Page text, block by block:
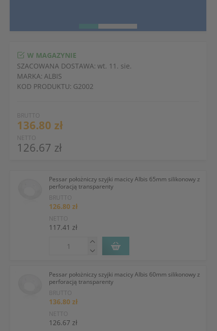
BRUTTO
136.80 zł
NETTO
126.67 zł
W MAGAZYNIE
SZACOWANA DOSTAWA: wt. 11. sie.
MARKA: ALBIS
KOD PRODUKTU: G2002
Pessar położniczy szyjki macicy Albis 65mm silikonowy z
perforacją transparenty
BRUTTO
126.80 zł
NETTO
117.41 zł
Pessar położniczy szyjki macicy Albis 60mm silikonowy z
perforacją transparenty
BRUTTO
136.80 zł
NETTO
126.67 zł